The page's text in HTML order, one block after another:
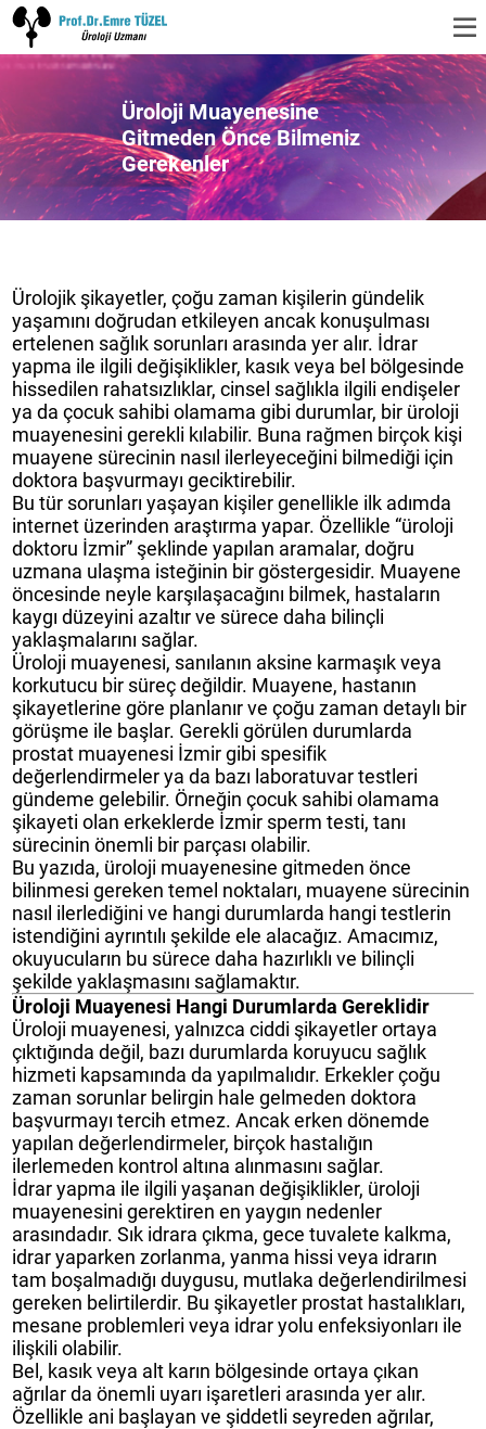
Üroloji Muayenesine
Gitmeden Önce Bilmeniz
Gerekenler
Ürolojik şikayetler, çoğu zaman kişilerin gündelik
yaşamını doğrudan etkileyen ancak konuşulması
ertelenen sağlık sorunları arasında yer alır. İdrar
yapma ile ilgili değişiklikler, kasık veya bel bölgesinde
hissedilen rahatsızlıklar, cinsel sağlıkla ilgili endişeler
ya da çocuk sahibi olamama gibi durumlar, bir üroloji
muayenesini gerekli kılabilir. Buna rağmen birçok kişi
muayene sürecinin nasıl ilerleyeceğini bilmediği için
doktora başvurmayı geciktirebilir.
Bu tür sorunları yaşayan kişiler genellikle ilk adımda
internet üzerinden araştırma yapar. Özellikle “üroloji
doktoru İzmir” şeklinde yapılan aramalar, doğru
uzmana ulaşma isteğinin bir göstergesidir. Muayene
öncesinde neyle karşılaşacağını bilmek, hastaların
kaygı düzeyini azaltır ve sürece daha bilinçli
yaklaşmalarını sağlar.
Üroloji muayenesi, sanılanın aksine karmaşık veya
korkutucu bir süreç değildir. Muayene, hastanın
şikayetlerine göre planlanır ve çoğu zaman detaylı bir
görüşme ile başlar. Gerekli görülen durumlarda
prostat muayenesi İzmir gibi spesifik
değerlendirmeler ya da bazı laboratuvar testleri
gündeme gelebilir. Örneğin çocuk sahibi olamama
şikayeti olan erkeklerde İzmir sperm testi, tanı
sürecinin önemli bir parçası olabilir.
Bu yazıda, üroloji muayenesine gitmeden önce
bilinmesi gereken temel noktaları, muayene sürecinin
nasıl ilerlediğini ve hangi durumlarda hangi testlerin
istendiğini ayrıntılı şekilde ele alacağız. Amacımız,
okuyucuların bu sürece daha hazırlıklı ve bilinçli
şekilde yaklaşmasını sağlamaktır.
Üroloji Muayenesi Hangi Durumlarda Gereklidir
Üroloji muayenesi, yalnızca ciddi şikayetler ortaya
çıktığında değil, bazı durumlarda koruyucu sağlık
hizmeti kapsamında da yapılmalıdır. Erkekler çoğu
zaman sorunlar belirgin hale gelmeden doktora
başvurmayı tercih etmez. Ancak erken dönemde
yapılan değerlendirmeler, birçok hastalığın
ilerlemeden kontrol altına alınmasını sağlar.
İdrar yapma ile ilgili yaşanan değişiklikler, üroloji
muayenesini gerektiren en yaygın nedenler
arasındadır. Sık idrara çıkma, gece tuvalete kalkma,
idrar yaparken zorlanma, yanma hissi veya idrarın
tam boşalmadığı duygusu, mutlaka değerlendirilmesi
gereken belirtilerdir. Bu şikayetler prostat hastalıkları,
mesane problemleri veya idrar yolu enfeksiyonları ile
ilişkili olabilir.
Bel, kasık veya alt karın bölgesinde ortaya çıkan
ağrılar da önemli uyarı işaretleri arasında yer alır.
Özellikle ani başlayan ve şiddetli seyreden ağrılar,